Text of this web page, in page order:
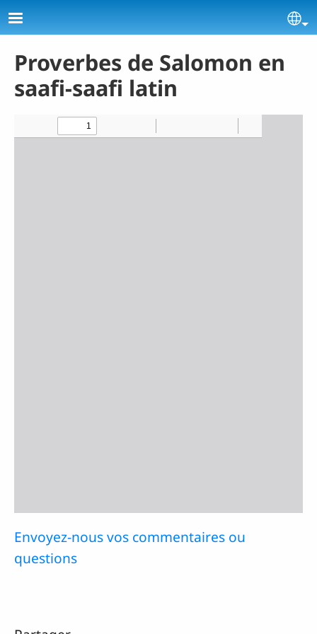
Aller au contenu principal
Proverbes de Salomon en
saafi-saafi latin
Envoyez-nous vos commentaires ou
questions